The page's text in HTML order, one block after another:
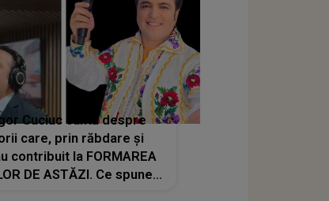
Cuciuc cântă despre
care, prin răbdare și
contribuit la FORMAREA
DE ASTĂZI. Ce spune